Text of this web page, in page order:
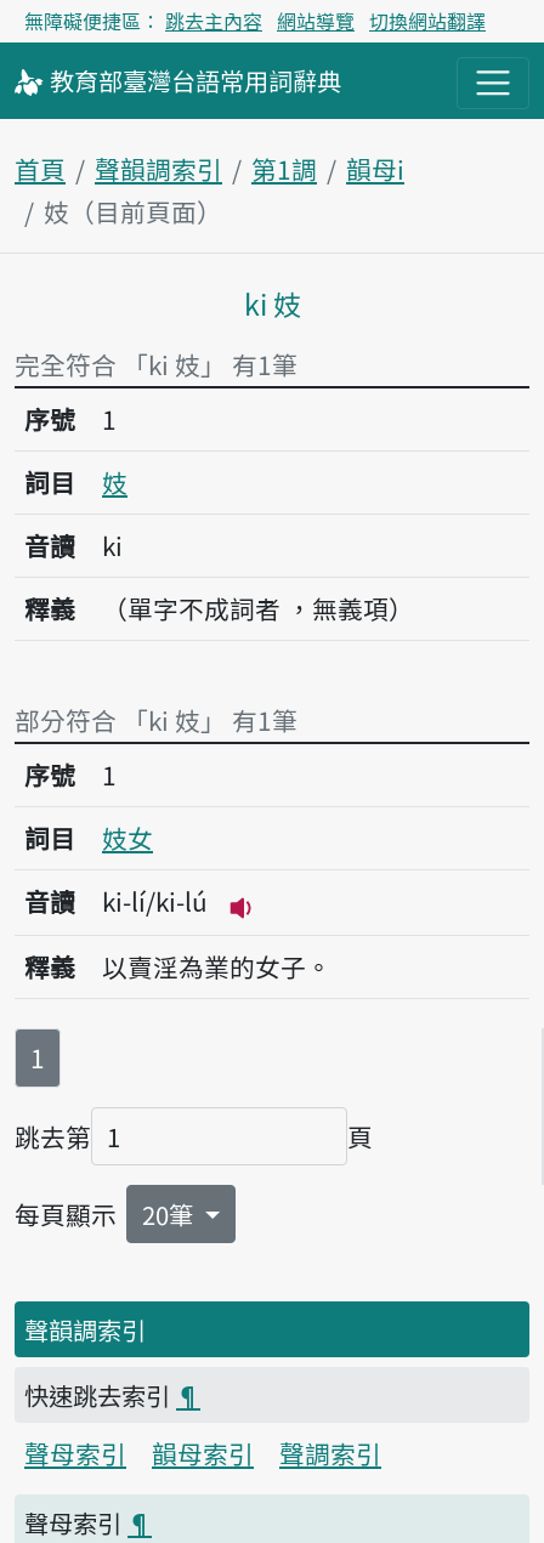
無障礙便捷區： 跳去主內容 網站導覽 切換網站翻譯
教育部臺灣台語常用詞辭典
首頁 聲韻調索引 第1調
韻母i
妓（目前頁面）
主內容區塊
ki 妓
完全符合 「ki 妓」 有1筆
序號1妓
序號
1
詞目
妓
音讀
ki
釋義
（單字不成詞者 ，無義項）
部分符合 「ki 妓」 有1筆
序號1妓女
序號
1
詞目
妓女
音讀
ki-lí/ki-lú
播放音讀ki-lí/ki-lú
釋義 以賣淫為業的女子。
第
1
跳去第
頁碼
頁
每頁顯示 20筆
聲韻調索引
快速跳去索引 ¶
聲母索引
韻母索引
聲調索引
聲母索引 ¶